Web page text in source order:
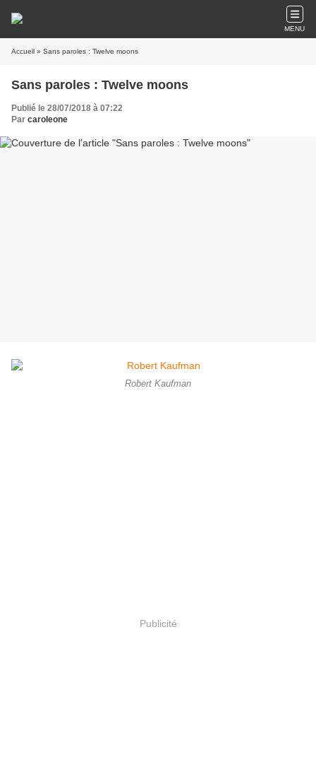
MENU
Accueil » Sans paroles : Twelve moons
Sans paroles : Twelve moons
Publié le 28/07/2018 à 07:22
Par caroleone
Robert Kaufman
Publicité